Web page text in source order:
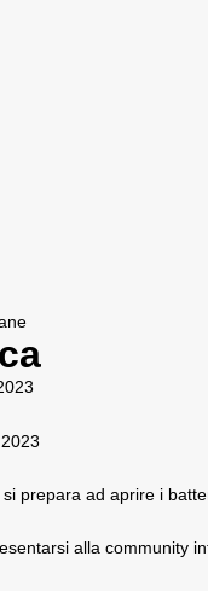
si prepara ad aprire i
alla community